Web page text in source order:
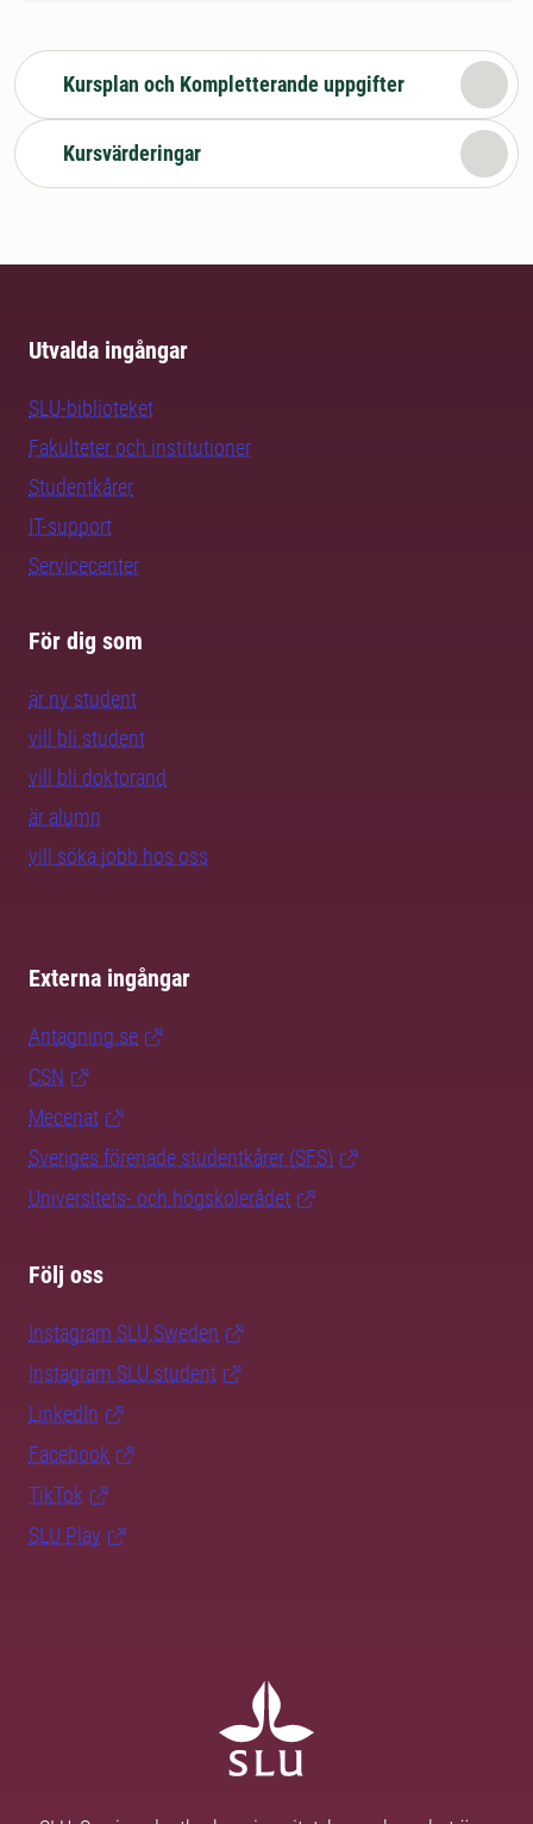
Kursplan och Kompletterande uppgifter
Kursvärderingar
Utvalda ingångar
SLU-biblioteket
Fakulteter och institutioner
Studentkårer
IT-support
Servicecenter
För dig som
är ny student
vill bli student
vill bli doktorand
är alumn
vill söka jobb hos oss
Externa ingångar
Antagning.se
CSN
Mecenat
Sveriges förenade studentkårer (SFS)
Universitets- och högskolerådet
Följ oss
Instagram SLU.Sweden
Instagram SLU.student
LinkedIn
Facebook
TikTok
SLU Play